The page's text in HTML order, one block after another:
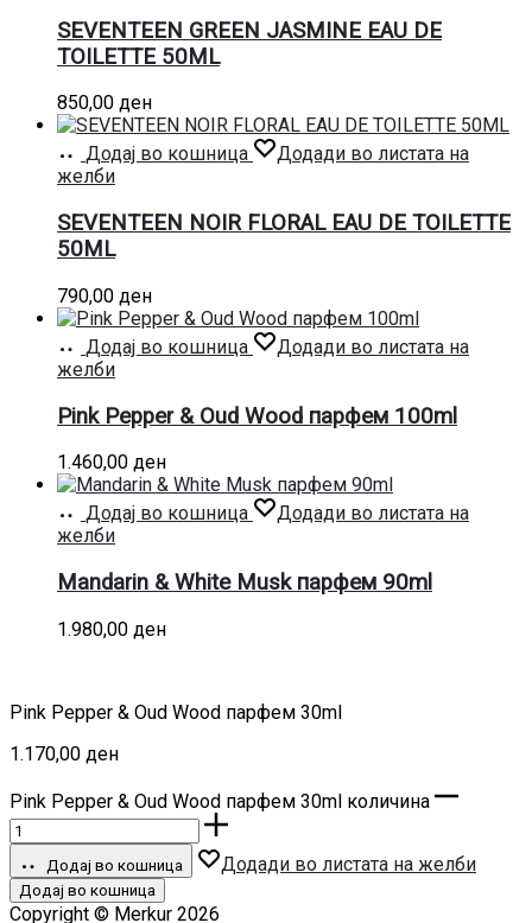
SEVENTEEN GREEN JASMINE EAU DE
TOILETTE 50ML
850,00 ден
Додај во кошница
Додади во листата на
желби
SEVENTEEN NOIR FLORAL EAU DE TOILETTE
50ML
790,00 ден
Додај во кошница
Додади во листата на
желби
Pink Pepper & Oud Wood парфем 100ml
1.460,00 ден
Додај во кошница
Додади во листата на
желби
Mandarin & White Musk парфем 90ml
1.980,00 ден
Pink Pepper & Oud Wood парфем 30ml
1.170,00 ден
Pink Pepper & Oud Wood парфем 30ml количина
Додај во кошница Додади во листата на желби
Додај во кошница
Copyright © Merkur 2026